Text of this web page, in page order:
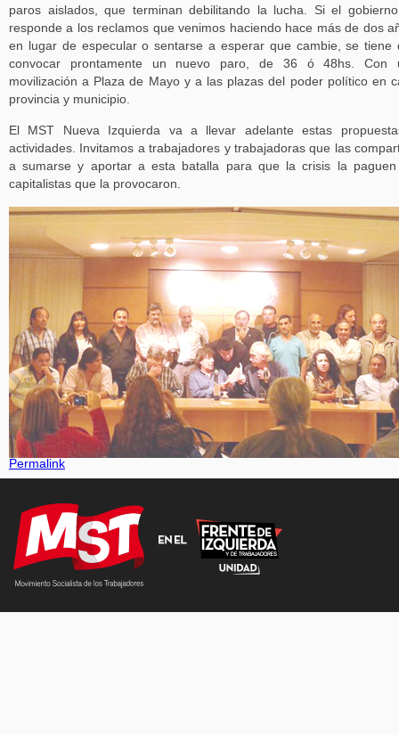
paros aislados, que terminan debilitando la lucha. Si el
responde a los reclamos que venimos haciendo hace más de dos
en lugar de especular o sentarse a esperar que cambie, se tiene
convocar prontamente un nuevo paro, de 36 ó 48hs. Con
movilización a Plaza de Mayo y a las plazas del poder político en
provincia y municipio.
El MST Nueva Izquierda va a llevar adelante estas
actividades. Invitamos a trabajadores y trabajadoras que las
a sumarse y aportar a esta batalla para que la crisis la
capitalistas que la provocaron.
Permalink